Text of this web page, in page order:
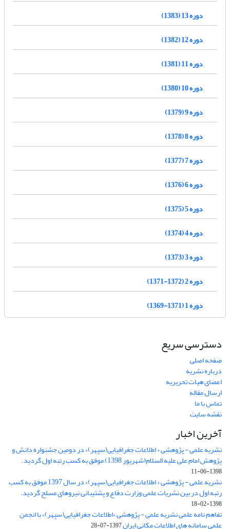
دوره 13 (1383)
دوره 12 (1382)
دوره 11 (1381)
دوره 10 (1380)
دوره 9 (1379)
دوره 8 (1378)
دوره 7 (1377)
دوره 6 (1376)
دوره 5 (1375)
دوره 4 (1374)
دوره 3 (1373)
دوره 2 (1372-1371)
دوره 1 (1371-1369)
دسترسی سریع
صفحه اصلی
درباره نشریه
اعضای هیات تحریریه
ارسال مقاله
تماس با ما
نقشه سایت
آخرین اخبار
نشریه علمی - پژوهشی « اطلاعات جغرافیایی(سپهر)» در دومین جشنواره دانش و
پژوهش امام علی علیه السلام(شهریور 1398) موفق به کسب رتبه اول گردید.
1398-06-11
نشریه علمی - پژوهشی « اطلاعات جغرافیایی(سپهر)» در سال 1397 موفق به کسب
رتبه اول در بین نشریات علمی وزارت دفاع و پشتیبانی نیروهای مسلح گردید.
1398-02-18
تفاهم نامه علمی نشریه علمی - پژوهشی «اطلاعات جغرافیایی(سپهر)» با انجمن
علمی سامانه های اطلاعات مکانی ایران1397-07-28